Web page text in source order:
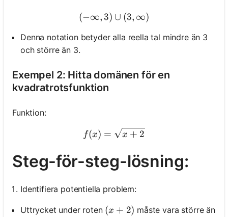
(-\infty, 3) \cup(3, \infty)
(−∞,3) ∪ (3, ∞)
Denna notation betyder alla reella tal mindre än 3
och större än 3.
Exempel 2: Hitta domänen för en
kvadratrotsfunktion
Funktion:
f(x)=\sqrt{x+2}
f(x) = x + 2
Steg-för-steg-lösning:
Identifiera potentiella problem:
Uttrycket under roten (x+2)
(x + 2) måste vara större än